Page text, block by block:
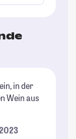
in der
Wein aus